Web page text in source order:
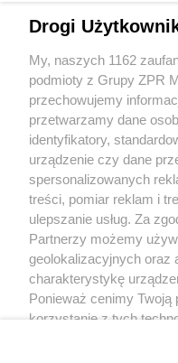
dywan wystarczył,
funkcjonariuszy?
Żaden utwór zamieszczony w
rozpowszechniany lub dalej
także elektroniczny lub
jakiejkolwiek formie, włącznie z
zgody właściciela praw.
całości lub w części z
zabronione pod groźbą kary i
Drogi
My, naszych 1162
podmioty z Grupy ZPR
przechowujemy
przetwarzamy dane
identyfikatory,
urządzenie czy dane
spersonalizowanych
treści, pomiar reklam i
ulepszanie usług. Za
Partnerzy możemy
geolokalizacyjnych oraz
charakterystykę
Ponieważ cenimy
korzystanie z tych
zmienić/wycofać